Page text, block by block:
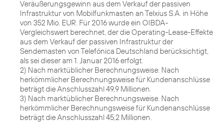
Veräußerungsgewinn aus dem Verkauf der passiven
Infrastruktur von Mobilfunkmasten an Telxius S.A. in Höhe
von 352 Mio. EUR. Für 2016 wurde ein OIBDA-
Vergleichswert berechnet, der die Operating-Lease-Effekte
aus dem Verkauf der passiven Infrastruktur der
Sendemasten von Telefónica Deutschland berücksichtigt,
als sei dieser am 1. Januar 2016 erfolgt.
2) Nach marktüblicher Berechnungsweise. Nach
herkömmlicher Berechnungsweise für Kundenanschlüsse
beträgt die Anschlusszahl 49,9 Millionen.
3) Nach marktüblicher Berechnungsweise. Nach
herkömmlicher Berechnungsweise für Kundenanschlüsse
beträgt die Anschlusszahl 45,2 Millionen.